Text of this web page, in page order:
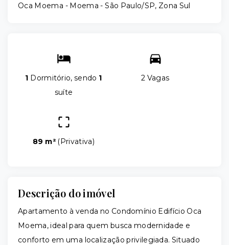
Oca Moema - Moema - São Paulo/SP, Zona Sul
1 Dormitório, sendo 1
suíte
2 Vagas
89 m² (Privativa)
Descrição do imóvel
Apartamento à venda no Condomínio Edifício Oca
Moema, ideal para quem busca modernidade e
conforto em uma localização privilegiada. Situado